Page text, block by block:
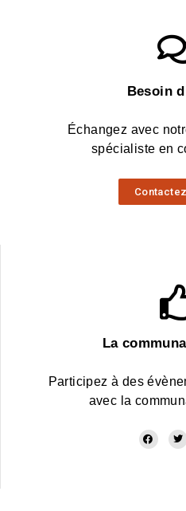
Besoin
Échangez avec
spécialiste en
La
Participez à des
avec la